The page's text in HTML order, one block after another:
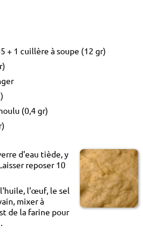
+ 1 cuillère à soupe (12 gr)
(0,4 gr)
d'eau tiède, y
reposer 10
l'œuf, le sel
mixer à
de la farine pour